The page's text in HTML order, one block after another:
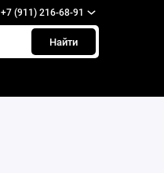
+7 (911) 216-68-91
Найти